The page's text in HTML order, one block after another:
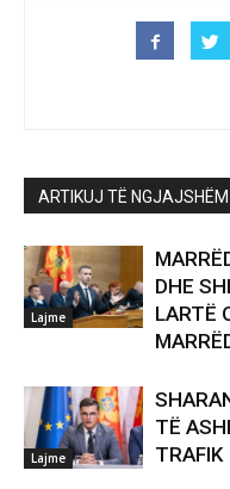
ARTIKUJ TË NGJAJSHËM
Lajme
DHE
LARTË
Lajme
TË
TRAFIK